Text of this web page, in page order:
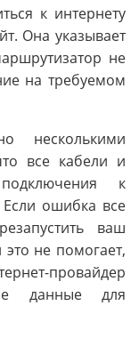
к интернету
Она указывает
не
на требуемом
несколькими
все кабели и
к
ошибка все
ваш
не помогает,
провайдер
данные для